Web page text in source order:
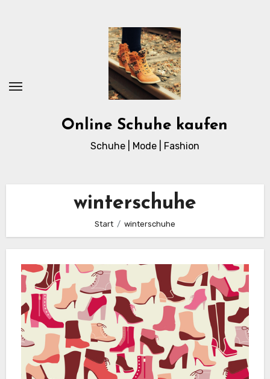
Online Schuhe kaufen
Schuhe | Mode | Fashion
winterschuhe
Start winterschuhe